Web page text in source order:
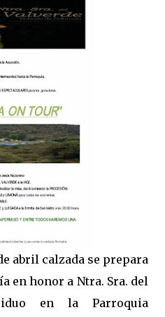
abril calzada se prepara
en honor a Ntra. Sra. del
en la Parroquia